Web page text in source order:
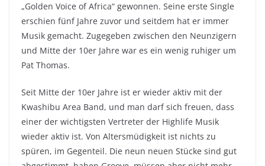
„Golden Voice of Africa“ gewonnen. Seine erste Single
erschien fünf Jahre zuvor und seitdem hat er immer
Musik gemacht. Zugegeben zwischen den Neunzigern
und Mitte der 10er Jahre war es ein wenig ruhiger um
Pat Thomas.
Seit Mitte der 10er Jahre ist er wieder aktiv mit der
Kwashibu Area Band, und man darf sich freuen, dass
einer der wichtigsten Vertreter der Highlife Musik
wieder aktiv ist. Von Altersmüdigkeit ist nichts zu
spüren, im Gegenteil. Die neun neuen Stücke sind gut